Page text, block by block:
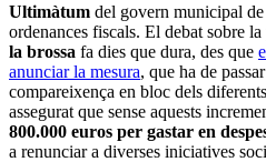
Ultimàtum del govern municipal de
ordenances fiscals. El debat sobre la
la brossa fa dies que dura, des que
anunciar la mesura, que ha de
compareixença en bloc dels
assegurat que sense aquests
800.000 euros per gastar en
a renunciar a diverses iniciatives